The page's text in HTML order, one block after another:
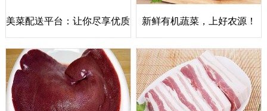
美菜配送平台：让你尽享优质
生鲜，每日送达！
新鲜有机蔬菜，上好农源！